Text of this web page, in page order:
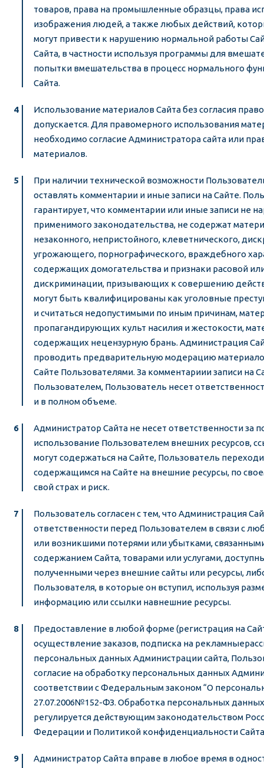
товаров, права на промышленные образцы, права
изображения людей, а также любых действий,
могут привести к нарушению нормальной работы
Сайта, в частности используя программы для
попытки вмешательства в процесс нормального
Сайта.
Использование материалов Сайта без согласия
допускается. Для правомерного использования
необходимо согласие Администратора сайта или
материалов.
При наличии технической возможности
оставлять комментарии и иные записи на Сайте.
гарантирует, что комментарии или иные записи не
применимого законодательства, не содержат
незаконного, непристойного, клеветнического,
угрожающего, порнографического, враждебного
содержащих домогательства и признаки расовой
дискриминации, призывающих к совершению
могут быть квалифицированы как уголовные
и считаться недопустимыми по иным причинам,
пропагандирующих культ насилия и жестокости,
содержащих нецензурную брань. Администрация
проводить предварительную модерацию
Сайте Пользователями. За комментариии записи на
Пользователем, Пользователь несет
и в полном объеме.
Администратор Сайта не несет ответственности за
использование Пользователем внешних ресурсов,
могут содержаться на Сайте, Пользователь
содержащимся на Сайте на внешние ресурсы, по
свой страх и риск.
Пользователь согласен с тем, что Администрация
ответственности перед Пользователем в связи с
или возникшими потерями или убытками,
содержанием Сайта, товарами или услугами,
полученными через внешние сайты или ресурсы,
Пользователя, в которые он вступил, используя
информацию или ссылки навнешние ресурсы.
Предоставление в любой форме (регистрация на
осуществление заказов, подписка на
персональных данных Администрации сайта,
согласие на обработку персональных данных
соответствии с Федеральным законом “О
27.07.2006№152-ФЗ. Обработка персональных
регулируется действующим законодательством
Федерации и Политикой конфиденциальности
Администратор Сайта вправе в любое время в